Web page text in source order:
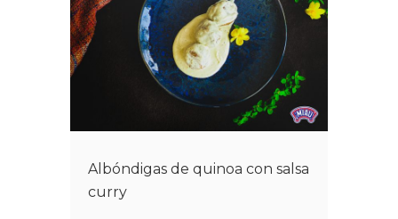
Albóndigas de quinoa con salsa
curry